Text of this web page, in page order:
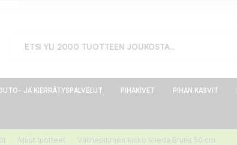
JA KIERRÄTYSPALVELUT PIHAKIVET PIHAN KASVIT
Muut tuotteet Välinepitimen kisko Vileda Bruns 50 cm